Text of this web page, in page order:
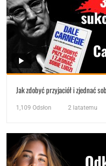
Jak zdobyć przyjaciół i zjednać
1,109 Odsłon 2 latatemu